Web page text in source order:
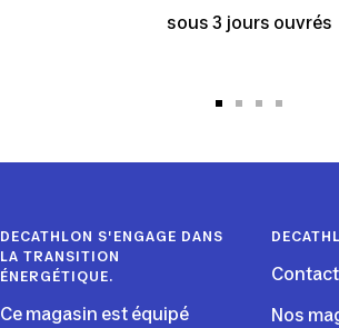
sous 3 jours ouvrés
DECATHLON S'ENGAGE DANS
LA TRANSITION
ÉNERGÉTIQUE.
Ce magasin est équipé
Nos